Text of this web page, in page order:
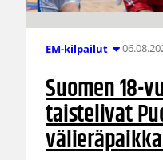
EM-kilpailut
Suomen 18-
taistelivat